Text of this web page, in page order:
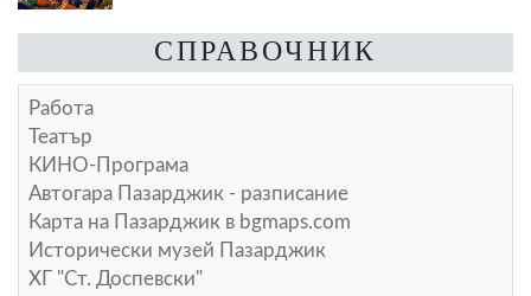
СПРАВОЧНИК
Работа
Театър
КИНО-Програма
Автогара Пазарджик - разписание
Карта на Пазарджик в bgmaps.com
Исторически музей Пазарджик
ХГ "Ст. Доспевски"